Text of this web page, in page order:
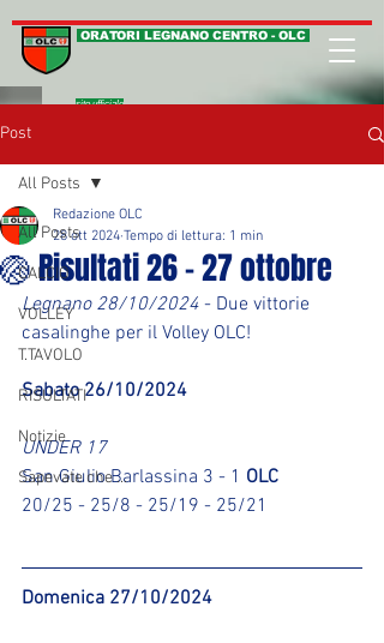
ORATORI LEGNANO CENTRO - OLC
sito ufficiale
Post
All Posts
CALCIO
VOLLEY
T.TAVOLO
RISULTATI
Notizie
Sapevate che ...
All Posts
🏐 Risultati 26 - 27 ottobre
Redazione OLC
28 ott 2024 Tempo di lettura: 1 min
Legnano 28/10/2024 - Due vittorie
casalinghe per il Volley OLC!
Sabato 26/10/2024
UNDER 17
San Giulio Barlassina 3 - 1 OLC
20/25 - 25/8 - 25/19 - 25/21
Domenica 27/10/2024